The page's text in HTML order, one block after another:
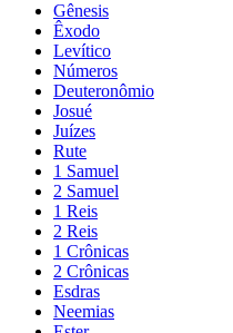
Gênesis
Êxodo
Levítico
Números
Deuteronômio
Josué
Juízes
Rute
1 Samuel
2 Samuel
1 Reis
2 Reis
1 Crônicas
2 Crônicas
Esdras
Neemias